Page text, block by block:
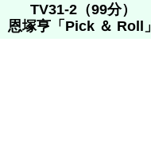
TV31-2（99分）
恩塚亨「Pick ＆ Roll」